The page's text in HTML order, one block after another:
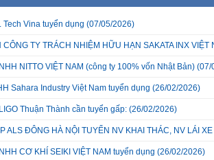
Tech Vina tuyển dụng (07/05/2026)
CÔNG TY TRÁCH NHIỆM HỮU HẠN SAKATA INX
NITTO VIỆT NAM (công ty 100% vốn Nhật Bản) (07/
Sahara Industry Việt Nam tuyển dụng (26/02/2026)
Thuận Thành cần tuyển gấp: (26/02/2026)
ALS ĐÔNG HÀ NỘI TUYỂN NV KHAI THÁC, NV LÁI
CƠ KHÍ SEIKI VIỆT NAM tuyển dụng (26/02/2026)